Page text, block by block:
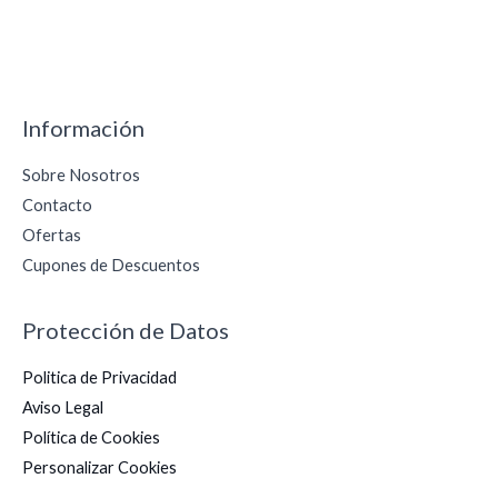
Información
Sobre Nosotros
Contacto
Ofertas
Cupones de Descuentos
Protección de Datos
Politica de Privacidad
Aviso Legal
Política de Cookies
Personalizar Cookies